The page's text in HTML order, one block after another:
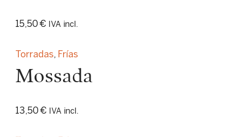
15,50 € IVA incl.
Torradas, Frías
Mossada
13,50 € IVA incl.